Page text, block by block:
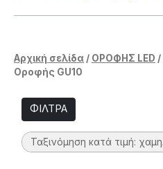
Αρχική σελίδα / ΟΡΟΦΗΣ LED /
Οροφής GU10
ΦΙΛΤΡΑ